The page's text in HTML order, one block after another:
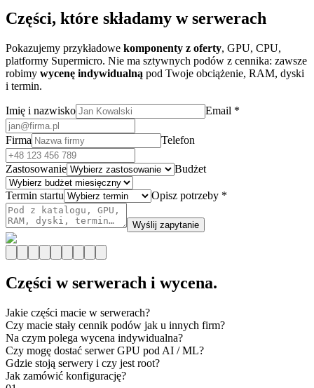
Części, które składamy w serwerach
Pokazujemy przykładowe komponenty z oferty, GPU, CPU,
platformy Supermicro. Nie ma sztywnych podów z cennika: zawsze
robimy wycenę indywidualną pod Twoje obciążenie, RAM, dyski
i termin.
Imię i nazwisko Email *
Firma Telefon
Zastosowanie Budżet
Termin startu Opisz potrzeby *
Wyślij zapytanie
Części w serwerach i wycena.
Jakie części macie w serwerach?
Czy macie stały cennik podów jak u innych firm?
Na czym polega wycena indywidualna?
Czy mogę dostać serwer GPU pod AI / ML?
Gdzie stoją serwery i czy jest root?
Jak zamówić konfigurację?